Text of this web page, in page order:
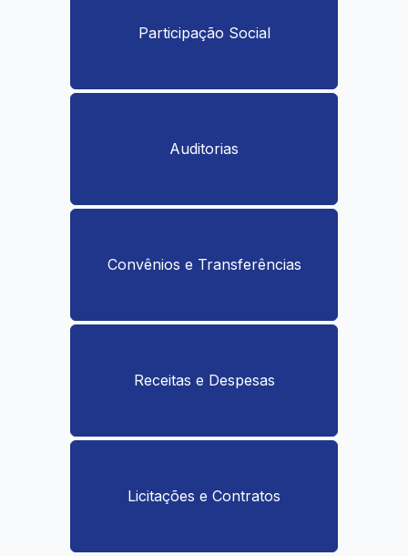
Participação Social
Auditorias
Convênios e Transferências
Receitas e Despesas
Licitações e Contratos